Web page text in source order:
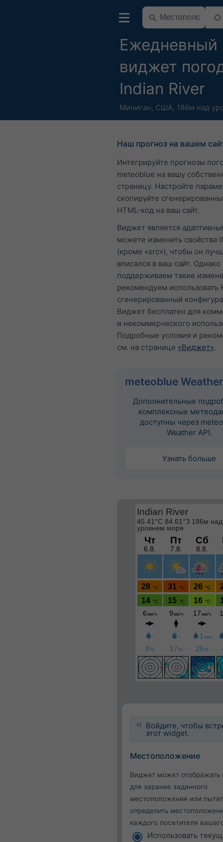
Ежедневный
виджет
Indian River
Мичиган, США, 186м над
Наш прогноз на вашем
Интегрируйте прогнозы
meteoblue на вашу
страницу. Настройте
скопируйте
HTML-код на ваш сайт.
Виджет является
можете изменить свойства
(кроме «src»), чтобы он
вписался в ваш сайт.
поддерживаем такие
рекомендуем использовать
сгенерированный
Виджет бесплатен для
и некоммерческого
Подробные условия и
см. на странице «Виджет».
meteoblue
Дополнительные
комплексные
доступны через
Weather API.
Узнать больше
Войдите, чтобы
этот widget.
Местоположение
Виджет может отображать
для заранее заданного
местоположения или
определить
каждого посетителя
Использовать